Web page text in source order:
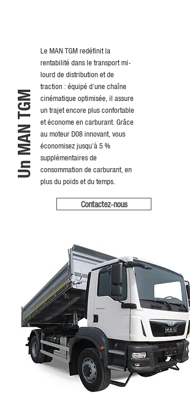
Un MAN TGM
Le MAN TGM redéfinit la
rentabilité dans le transport mi-
lourd de distribution et de
traction : équipé d'une chaîne
cinématique optimisée, il assure
un trajet encore plus confortable
et économe en carburant. Grâce
au moteur D08 innovant, vous
économisez jusqu'à 5 %
supplémentaires de
consommation de carburant, en
plus du poids et du temps.
Contactez-nous